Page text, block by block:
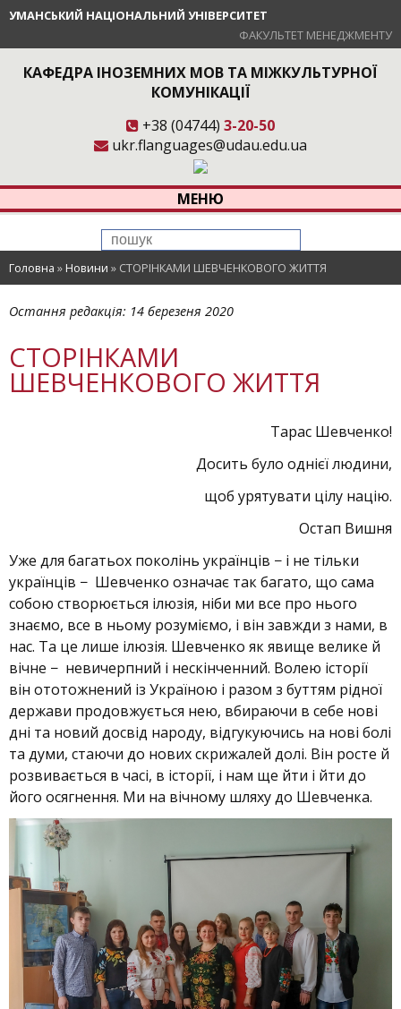
УМАНСЬКИЙ НАЦІОНАЛЬНИЙ УНІВЕРСИТЕТ
ФАКУЛЬТЕТ МЕНЕДЖМЕНТУ
КАФЕДРА ІНОЗЕМНИХ МОВ ТА МІЖКУЛЬТУРНОЇ
КОМУНІКАЦІЇ
+38 (04744) 3-20-50
ukr.flanguages@udau.edu.ua
МЕНЮ
Головна »Новини » СТОРІНКАМИ ШЕВЧЕНКОВОГО ЖИТТЯ
Остання редакція: 14 березеня 2020
СТОРІНКАМИ
ШЕВЧЕНКОВОГО ЖИТТЯ
Тарас Шевченко!
Досить було однієї людини,
щоб урятувати цілу націю.
Остап Вишня
Уже для багатьох поколінь українців − і не тільки
українців − Шевченко означає так багато, що сама
собою створюється ілюзія, ніби ми все про нього
знаємо, все в ньому розуміємо, і він завжди з нами, в
нас. Та це лише ілюзія. Шевченко як явище велике й
вічне − невичерпний і нескінченний. Волею історії
він ототожнений із Україною і разом з буттям рідної
держави продовжується нею, вбираючи в себе нові
дні та новий досвід народу, відгукуючись на нові болі
та думи, стаючи до нових скрижалей долі. Він росте й
розвивається в часі, в історії, і нам ще йти і йти до
його осягнення. Ми на вічному шляху до Шевченка.